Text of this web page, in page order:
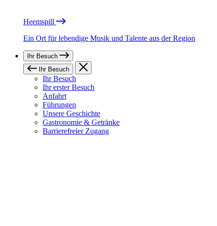
Heemspill
Ein Ort für lebendige Musik und Talente aus der Region
Ihr Besuch
Ihr Besuch
Ihr Besuch
Ihr erster Besuch
Anfahrt
Führungen
Unsere Geschichte
Gastronomie & Getränke
Barrierefreier Zugang